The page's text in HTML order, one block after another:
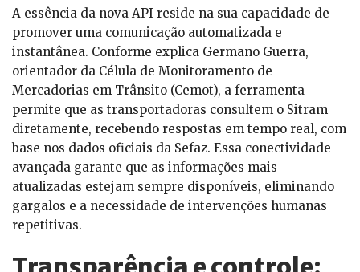
A essência da nova API reside na sua capacidade de
promover uma comunicação automatizada e
instantânea. Conforme explica Germano Guerra,
orientador da Célula de Monitoramento de
Mercadorias em Trânsito (Cemot), a ferramenta
permite que as transportadoras consultem o Sitram
diretamente, recebendo respostas em tempo real, com
base nos dados oficiais da Sefaz. Essa conectividade
avançada garante que as informações mais
atualizadas estejam sempre disponíveis, eliminando
gargalos e a necessidade de intervenções humanas
repetitivas.